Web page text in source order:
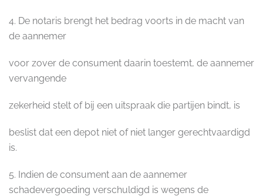
4. De notaris brengt het bedrag voorts in de macht van
de aannemer
voor zover de consument daarin toestemt, de aannemer
vervangende
zekerheid stelt of bij een uitspraak die partijen bindt, is
beslist dat een depot niet of niet langer gerechtvaardigd
is.
5. Indien de consument aan de aannemer
schadevergoeding verschuldigd is wegens de